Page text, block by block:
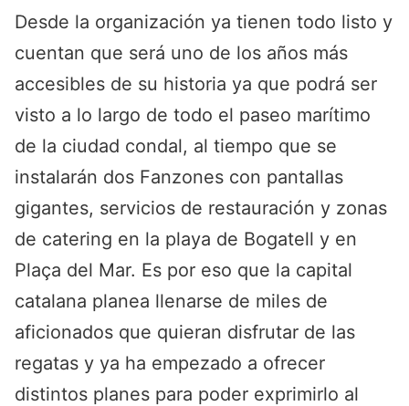
Desde la organización ya tienen todo listo y
cuentan que será uno de los años más
accesibles de su historia ya que podrá ser
visto a lo largo de todo el paseo marítimo
de la ciudad condal, al tiempo que se
instalarán dos Fanzones con pantallas
gigantes, servicios de restauración y zonas
de catering en la playa de Bogatell y en
Plaça del Mar. Es por eso que la capital
catalana planea llenarse de miles de
aficionados que quieran disfrutar de las
regatas y ya ha empezado a ofrecer
distintos planes para poder exprimirlo al